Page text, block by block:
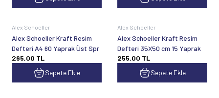
Alex Schoeller
Alex Schoeller Kraft Resim
Defteri A4 60 Yaprak Üst Spr
265,00 TL
Sepete Ekle
Alex Schoeller
Alex Schoeller Kraft Resim
Defteri 35X50 cm 15 Yaprak
255,00 TL
Sepete Ekle